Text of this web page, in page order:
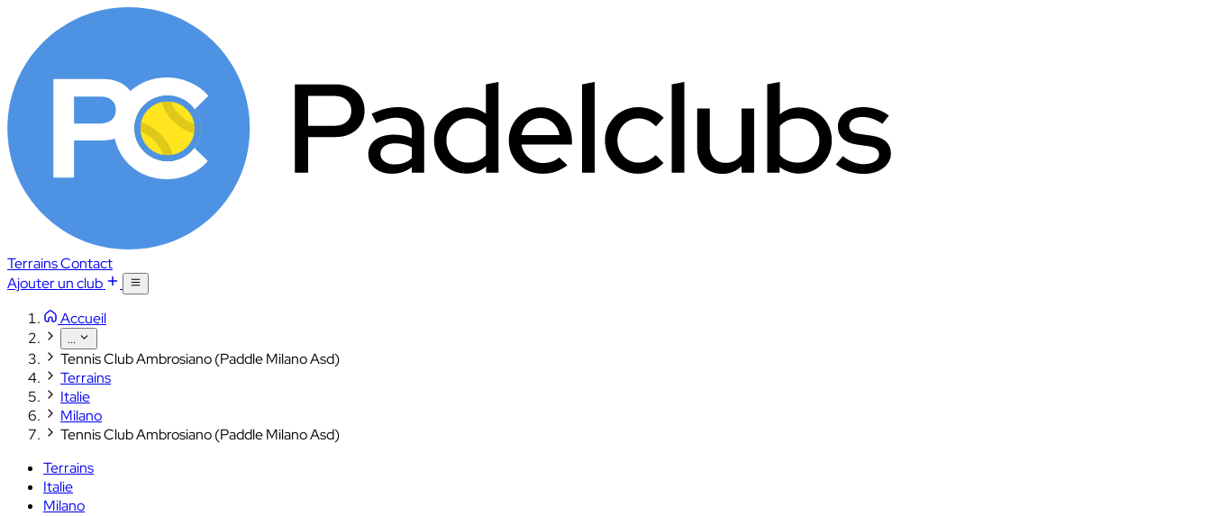
TerrainsContact
Ajouter un club
Accueil
...
Tennis Club Ambrosiano (Paddle Milano Asd)
Terrains
Italie
Milano
Tennis Club Ambrosiano (Paddle Milano Asd)
Terrains
Italie
Milano